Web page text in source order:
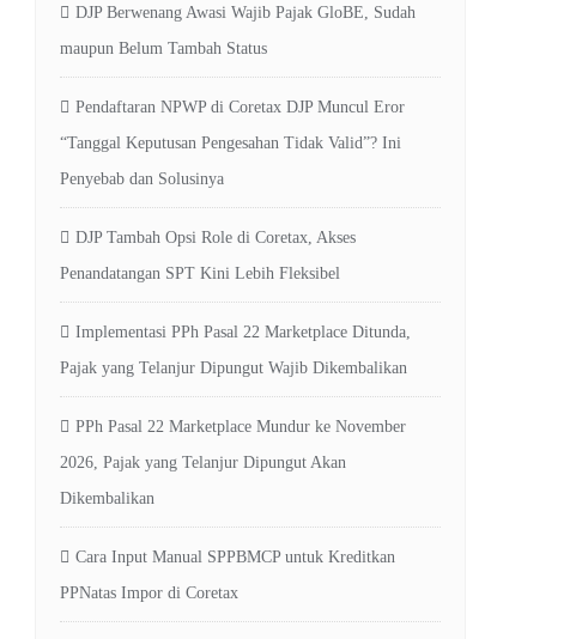
DJP Berwenang Awasi Wajib Pajak GloBE, Sudah
maupun Belum Tambah Status
Pendaftaran NPWP di Coretax DJP Muncul Eror
“Tanggal Keputusan Pengesahan Tidak Valid”? Ini
Penyebab dan Solusinya
DJP Tambah Opsi Role di Coretax, Akses
Penandatangan SPT Kini Lebih Fleksibel
Implementasi PPh Pasal 22 Marketplace Ditunda,
Pajak yang Telanjur Dipungut Wajib Dikembalikan
PPh Pasal 22 Marketplace Mundur ke November
2026, Pajak yang Telanjur Dipungut Akan
Dikembalikan
Cara Input Manual SPPBMCP untuk Kreditkan
PPNatas Impor di Coretax